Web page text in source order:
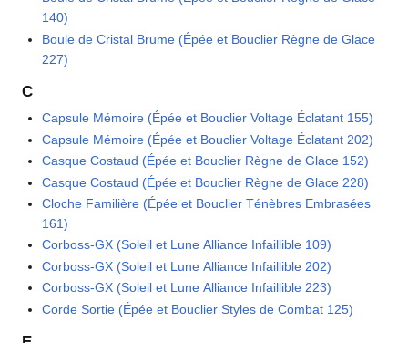
140)
Boule de Cristal Brume (Épée et Bouclier Règne de Glace
227)
C
Capsule Mémoire (Épée et Bouclier Voltage Éclatant 155)
Capsule Mémoire (Épée et Bouclier Voltage Éclatant 202)
Casque Costaud (Épée et Bouclier Règne de Glace 152)
Casque Costaud (Épée et Bouclier Règne de Glace 228)
Cloche Familière (Épée et Bouclier Ténèbres Embrasées
161)
Corboss-GX (Soleil et Lune Alliance Infaillible 109)
Corboss-GX (Soleil et Lune Alliance Infaillible 202)
Corboss-GX (Soleil et Lune Alliance Infaillible 223)
Corde Sortie (Épée et Bouclier Styles de Combat 125)